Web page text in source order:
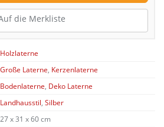
die Merkliste
Holzlaterne
Große Laterne, Kerzenlaterne
Bodenlaterne, Deko Laterne
Landhausstil, Silber
27 x 31 x 60 cm